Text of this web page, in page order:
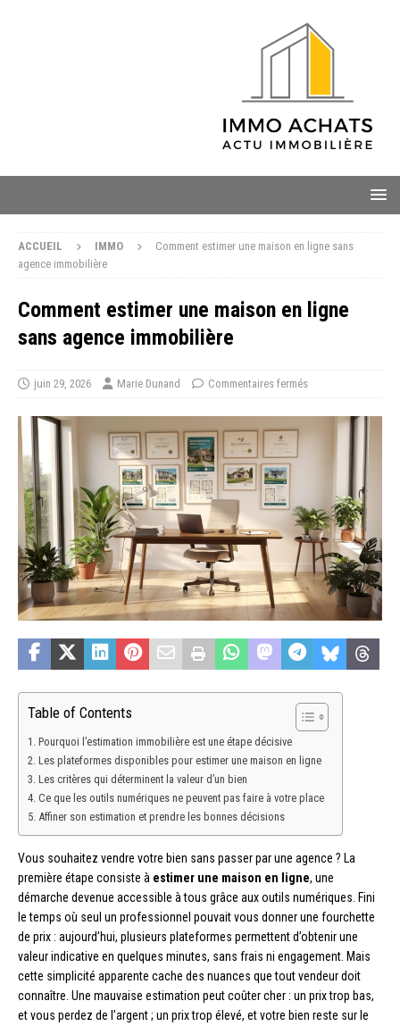
ACCUEIL IMMO
Comment estimer une maison en ligne sans
agence immobilière
Comment estimer une maison en ligne
sans agence immobilière
juin 29, 2026 Marie Dunand Commentaires fermés
Table of Contents
Pourquoi l’estimation immobilière est une étape décisive
Les plateformes disponibles pour estimer une maison en ligne
Les critères qui déterminent la valeur d’un bien
Ce que les outils numériques ne peuvent pas faire à votre place
Affiner son estimation et prendre les bonnes décisions
Vous souhaitez vendre votre bien sans passer par une agence ? La
première étape consiste à estimer une maison en ligne, une
démarche devenue accessible à tous grâce aux outils numériques. Fini
le temps où seul un professionnel pouvait vous donner une fourchette
de prix : aujourd’hui, plusieurs plateformes permettent d’obtenir une
valeur indicative en quelques minutes, sans frais ni engagement. Mais
cette simplicité apparente cache des nuances que tout vendeur doit
connaître. Une mauvaise estimation peut coûter cher : un prix trop bas,
et vous perdez de l’argent ; un prix trop élevé, et votre bien reste sur le